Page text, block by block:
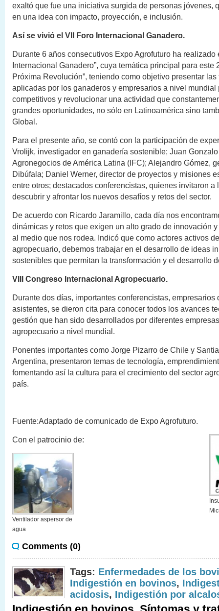
exaltó que fue una iniciativa surgida de personas jóvenes,
en una idea con impacto, proyección, e inclusión.
Así se vivió el VII Foro Internacional Ganadero.
Durante 6 años consecutivos Expo Agrofuturo ha realizado
Internacional Ganadero”, cuya temática principal para este
Próxima Revolución”, teniendo como objetivo presentar
aplicadas por los ganaderos y empresarios a nivel mundial
competitivos y revolucionar una actividad que
grandes oportunidades, no sólo en Latinoamérica sino
Global.
Para el presente año, se contó con la participación de
Vrolijk, investigador en ganadería sostenible; Juan
Agronegocios de América Latina (IFC); Alejandro Gómez,
Dibúfala; Daniel Werner, director de proyectos y misiones
entre otros; destacados conferencistas, quienes invitaron a
descubrir y afrontar los nuevos desafíos y retos del sector.
De acuerdo con Ricardo Jaramillo, cada día nos
dinámicas y retos que exigen un alto grado de innovación
al medio que nos rodea. Indicó que como actores activos
agropecuario, debemos trabajar en el desarrollo de ideas
sostenibles que permitan la transformación y el desarrollo
VIII Congreso Internacional Agropecuario.
Durante dos días, importantes conferencistas, empresarios
asistentes, se dieron cita para conocer todos los avances
gestión que han sido desarrollados por diferentes
agropecuario a nivel mundial.
Ponentes importantes como Jorge Pizarro de Chile y
Argentina, presentaron temas de tecnología,
fomentando así la cultura para el crecimiento del sector
país.
Fuente:Adaptado de comunicado de Expo Agrofuturo.
Con el patrocinio de:
Ventilador aspersor de
agua
Comments (0)
Tags: Enfermedades de los
Indigestión en bovinos,
acidosis, Indigestión por